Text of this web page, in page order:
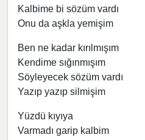
Kalbime bi sözüm vardı
Onu da aşkla yemişim
Ben ne kadar kırılmışım
Kendime sığınmışım
Söyleyecek sözüm vardı
Yazıp yazıp silmişim
Yüzdü kıyıya
Varmadı garip kalbim